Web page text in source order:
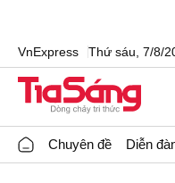
VnExpress Thứ sáu, 7/8/
Chuyên đề Diễn